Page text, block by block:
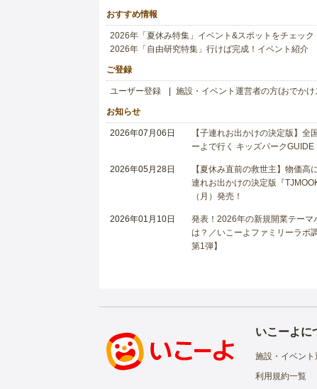
おすすめ情報
2026年「夏休み特集」イベント&スポットをチェック
2026年「自由研究特集」行けば完成！イベント紹介
ご登録
ユーザー登録 施設・イベント運営者の方(おでか
お知らせ
2026年07月06日
【子連れお出かけの決定版】
ーよで行く キッズパークGUIDE
2026年05月28日
【夏休み直前の救世主】物価高
連れお出かけの決定版『
（月）発売！
2026年01月10日
発表！2026年の新規開業テー
は？／いこーよファミリーラボ
第1弾】
いこーよに
施設・イベン
利用規約一覧